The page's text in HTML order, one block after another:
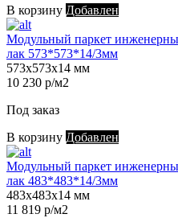
В корзину Добавлен
Модульный паркет
лак 573*573*14/3мм
573х573х14 мм
10 230 р/м2
Под заказ
В корзину Добавлен
Модульный паркет
лак 483*483*14/3мм
483х483х14 мм
11 819 р/м2